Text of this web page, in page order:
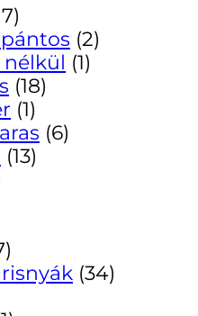
(2)
(1)
(18)
(1)
(6)
(13)
(34)